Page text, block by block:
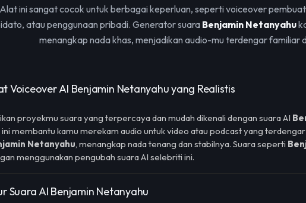
Alat ini sangat cocok untuk berbagai keperluan, seperti voiceover
atau penggunaan pribadi. Generator suara Benjamin Netanyahu
menangkap nada khas, menjadikan audio-mu terdengar familiar
Voiceover AI Benjamin Netanyahu yang Realistis
proyekmu suara yang terpercaya dan mudah dikenali dengan suara AI
ini membantu kamu merekam audio untuk video atau podcast yang
Netanyahu, menangkap nada tenang dan stabilnya. Suara seperti
menggunakan pengubah suara AI selebriti ini.
Suara AI Benjamin Netanyahu